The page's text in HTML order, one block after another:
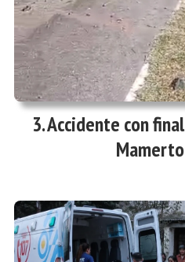
Accidente con